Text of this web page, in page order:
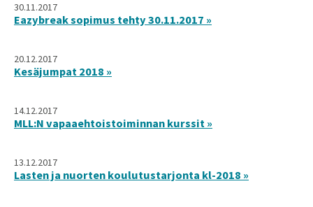
30.11.2017
Eazybreak sopimus tehty 30.11.2017 »
20.12.2017
Kesäjumpat 2018 »
14.12.2017
MLL:N vapaaehtoistoiminnan kurssit »
13.12.2017
Lasten ja nuorten koulutustarjonta kl-2018 »